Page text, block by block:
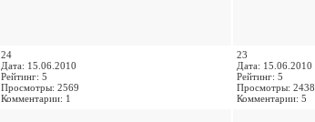
24
Дата: 15.06.2010
Рейтинг: 5
Просмотры: 2569
Комментарии: 1
23
Дата: 15.06.2010
Рейтинг: 5
Просмотры: 2438
Комментарии: 5